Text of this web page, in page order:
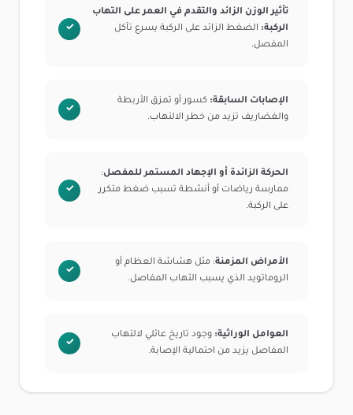
تأثير الوزن الزائد والتقدم في العمر على التهاب
الركبة: الضغط الزائد على الركبة يسرع تآكل
المفصل.
الإصابات السابقة: كسور أو تمزق الأربطة
والغضاريف تزيد من خطر الالتهاب.
الحركة الزائدة أو الإجهاد المستمر للمفصل:
ممارسة رياضات أو أنشطة تسبب ضغط متكرر
على الركبة.
الأمراض المزمنة: مثل هشاشة العظام أو
الروماتويد الذي يسبب التهاب المفاصل.
العوامل الوراثية: وجود تاريخ عائلي لالتهاب
المفاصل يزيد من احتمالية الإصابة.